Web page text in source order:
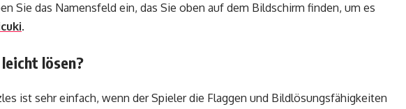
Sie das Namensfeld ein, das Sie oben auf dem Bildschirm finden, um es
.
lösen?
ist sehr einfach, wenn der Spieler die Flaggen und Bildlösungsfähigkeiten